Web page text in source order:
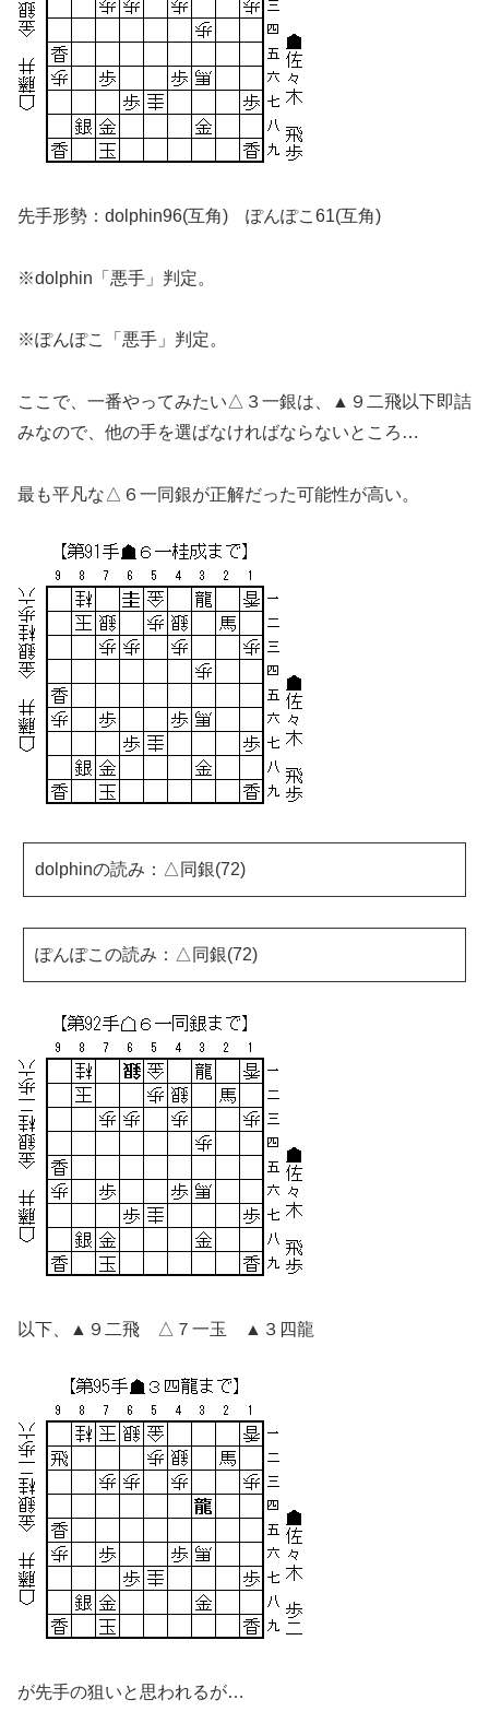
先手形勢：dolphin96(互角) ぽんぽこ61(互角)
※dolphin「悪手」判定。
※ぽんぽこ「悪手」判定。
ここで、一番やってみたい△３一銀は、▲９二飛以下即詰
みなので、他の手を選ばなければならないところ…
最も平凡な△６一同銀が正解だった可能性が高い。
dolphinの読み：△同銀(72)
ぽんぽこの読み：△同銀(72)
以下、▲９二飛 △７一玉 ▲３四龍
が先手の狙いと思われるが…